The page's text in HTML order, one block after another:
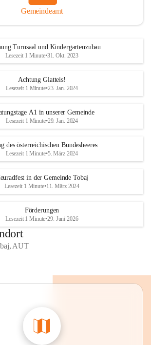
Gemeindeamt
Turnsaal und Kindergartenzubau
Lesezeit 1 Minute•31. Okt. 2023
Achtung Glatteis!
Lesezeit 1 Minute•23. Jan. 2024
A1 in unserer Gemeinde
Lesezeit 1 Minute•29. Jan. 2024
des österreichischen Bundesheeres
Lesezeit 1 Minute•5. März 2024
in der Gemeinde Tobaj
Lesezeit 1 Minute•11. März 2024
Förderungen
Lesezeit 1 Minute•29. Juni 2026
AUT